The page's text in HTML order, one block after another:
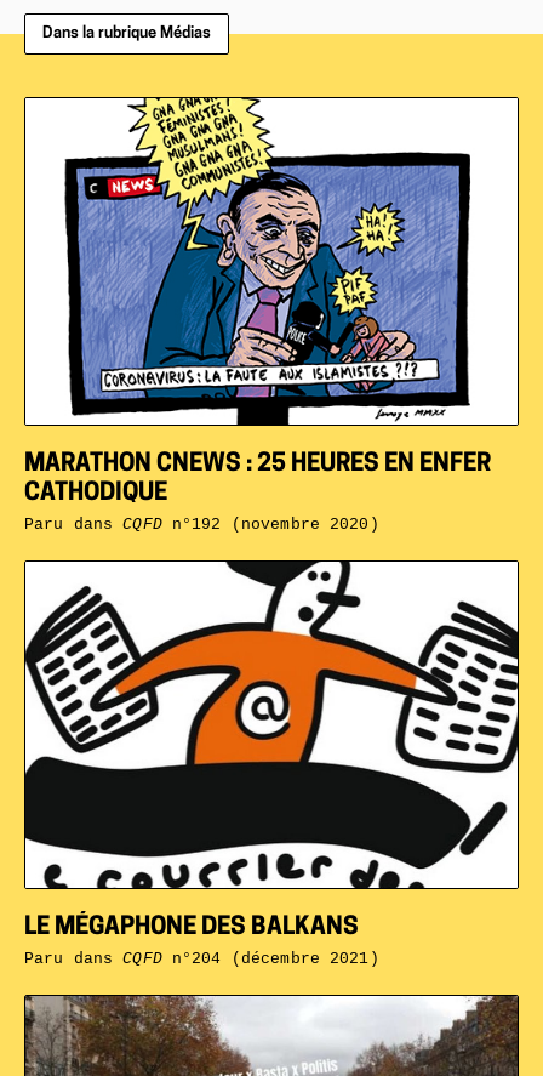
Dans la rubrique Médias
LE MÉGAPHONE DES BALKANS
Paru dansCQFDn°204 (décembre 2021)
MARATHON CNEWS : 25 HEURES EN ENFER
CATHODIQUE
Paru dansCQFDn°192 (novembre 2020)